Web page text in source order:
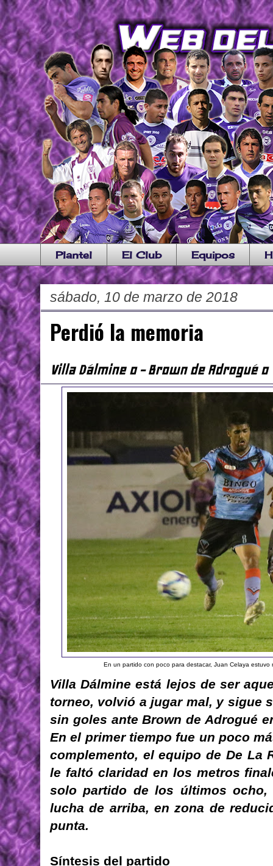
Plantel El Club Equipos
sábado, 10 de marzo de 2018
Perdió la memoria
Villa Dálmine 0 - Brown de Adrogué 0
En un partido con poco para destacar, Juan Celaya
Villa Dálmine está lejos de ser
torneo, volvió a jugar mal, y sigue
sin goles ante Brown de Adrogué
En el primer tiempo fue un poco
complemento, el equipo de De La
le faltó claridad en los metros
solo partido de los últimos
lucha de arriba, en zona de
punta.
Síntesis del partido